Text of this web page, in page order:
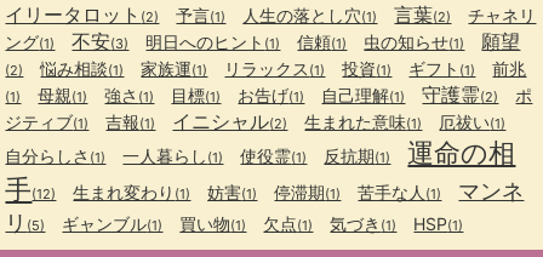
イリータロット (2) 予言(1) 人生の落とし穴(1) 言葉(2)
チャネリ
ング(1) 不安(3) 明日へのヒント (1) 信頼(1) 虫の知らせ(1) 願望
(2) 悩み相談(1) 家族運(1) リラックス (1) 投資(1) ギフト (1) 前兆
(1) 母親(1) 強さ (1) 目標(1) お告げ(1) 自己理解(1) 守護霊(2)
ポ
ジティブ(1) 吉報(1) イニシャル(2) 生まれた意味(1) 厄祓い(1)
自分らしさ (1) 一人暮らし (1) 使役霊(1) 反抗期(1)
運命の相
手(12) 生まれ変わり (1) 妨害(1) 停滞期(1) 苦手な人 (1)
マンネ
リ (5) ギャンブル(1) 買い物(1) 欠点(1) 気づき (1) HSP(1)